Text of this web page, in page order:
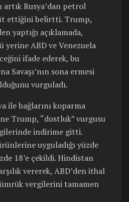
Rusya’dan petrol
ettiğini belirtti. Trump,
yaptığı açıklamada,
yerine ABD ve Venezuela
ifade ederek, bu
Savaşı’nın sona ermesi
vurguladı.
ile bağlarını koparma
Trump, “dostluk” vurgusu
indirime gitti.
uyguladığı yüzde
18’e çekildi. Hindistan
vererek, ABD’den ithal
vergilerini tamamen